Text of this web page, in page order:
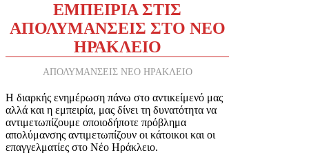
ΕΜΠΕΙΡΙΑ ΣΤΙΣ
ΑΠΟΛΥΜΑΝΣΕΙΣ ΣΤΟ ΝΕΟ
ΗΡΑΚΛΕΙΟ
ΑΠΟΛΥΜΑΝΣΕΙΣ ΝΕΟ ΗΡΑΚΛΕΙΟ
Η διαρκής ενημέρωση πάνω στο αντικείμενό μας
αλλά και η εμπειρία, μας δίνει τη δυνατότητα να
αντιμετωπίζουμε οποιοδήποτε πρόβλημα
απολύμανσης αντιμετωπίζουν οι κάτοικοι και οι
επαγγελματίες στο Νέο Ηράκλειο.